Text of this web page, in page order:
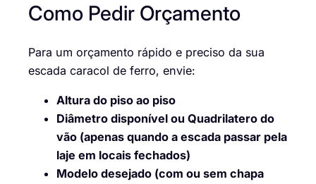
Como Pedir Orçamento
Para um orçamento rápido e preciso da sua
escada caracol de ferro, envie:
Altura do piso ao piso
Diâmetro disponível ou Quadrilatero do
vão (apenas quando a escada passar pela
laje em locais fechados)
Modelo desejado (com ou sem chapa